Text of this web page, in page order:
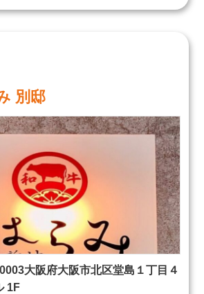
別邸
大阪府大阪市北区堂島１丁目４
1F